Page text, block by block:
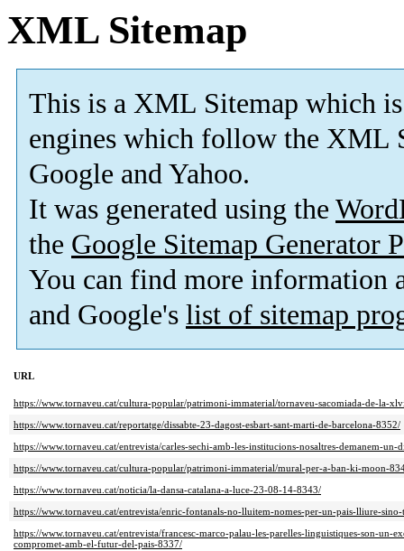
XML Sitemap
This is a XML Sitemap which is
engines which follow the XML
Google and Yahoo.
It was generated using the
the Google Sitemap Generator
You can find more information
and Google's list of sitemap
URL
https://www.tornaveu.cat/cultura-popular/patrimoni-immaterial/tornaveu-sacomiada-de-la-
https://www.tornaveu.cat/reportatge/dissabte-23-dagost-esbart-sant-marti-de-barcelona-8352/
https://www.tornaveu.cat/entrevista/carles-sechi-amb-les-institucions-nosaltres-demanem-un-
https://www.tornaveu.cat/cultura-popular/patrimoni-immaterial/mural-per-a-ban-ki-moon-
https://www.tornaveu.cat/noticia/la-dansa-catalana-a-luce-23-08-14-8343/
https://www.tornaveu.cat/entrevista/enric-fontanals-no-lluitem-nomes-per-un-pais-lliure-
https://www.tornaveu.cat/entrevista/francesc-marco-palau-les-parelles-linguistiques-son-un-
compromet-amb-el-futur-del-pais-8337/